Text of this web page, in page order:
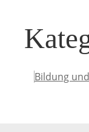
Bildung